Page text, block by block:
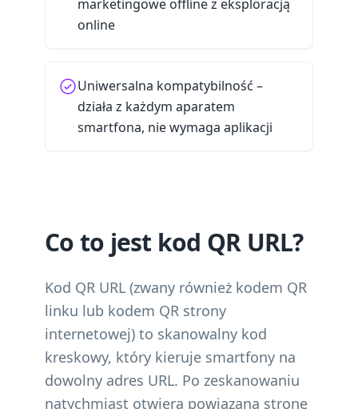
marketingowe offline z eksploracją
online
Uniwersalna kompatybilność –
działa z każdym aparatem
smartfona, nie wymaga aplikacji
Co to jest kod QR URL?
Kod QR URL (zwany również kodem QR
linku lub kodem QR strony
internetowej) to skanowalny kod
kreskowy, który kieruje smartfony na
dowolny adres URL. Po zeskanowaniu
natychmiast otwiera powiązaną stronę